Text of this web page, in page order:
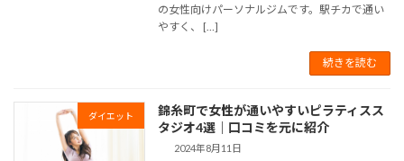
の女性向けパーソナルジムです。駅チカで通い
やすく、 […]
続きを読む
ダイエット
錦糸町で女性が通いやすいピラティスス
タジオ4選｜口コミを元に紹介
2024年8月11日